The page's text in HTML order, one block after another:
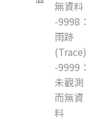
無資料
-9998：
雨跡
(Trace)
-9999：
未觀測
而無資
料